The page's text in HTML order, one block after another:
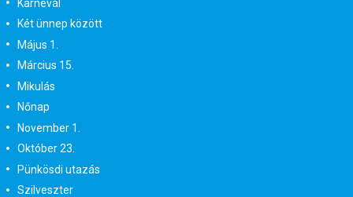
Karnevál
Két ünnep között
Május 1.
Március 15.
Mikulás
Nőnap
November 1.
Október 23.
Pünkösdi utazás
Szilveszter